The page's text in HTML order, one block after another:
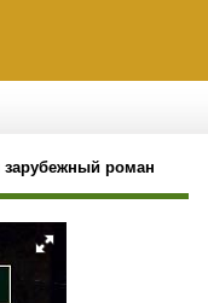
зарубежный роман